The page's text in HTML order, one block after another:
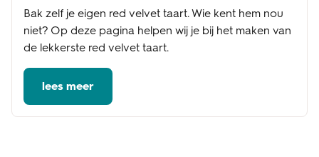
Bak zelf je eigen red velvet taart. Wie kent hem nou
niet? Op deze pagina helpen wij je bij het maken van
de lekkerste red velvet taart.
lees meer